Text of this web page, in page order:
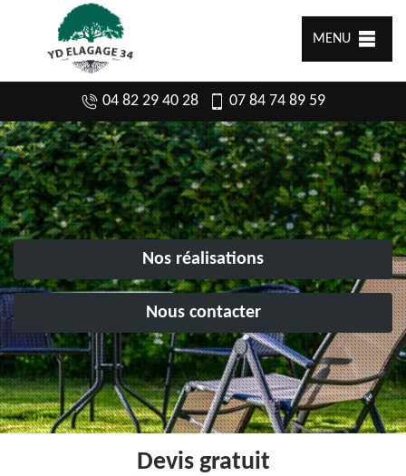
MENU
04 82 29 40 28 07 84 74 89 59
Nos réalisations
Nous contacter
Devis gratuit